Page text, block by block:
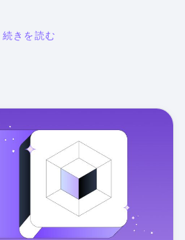
続きを読む